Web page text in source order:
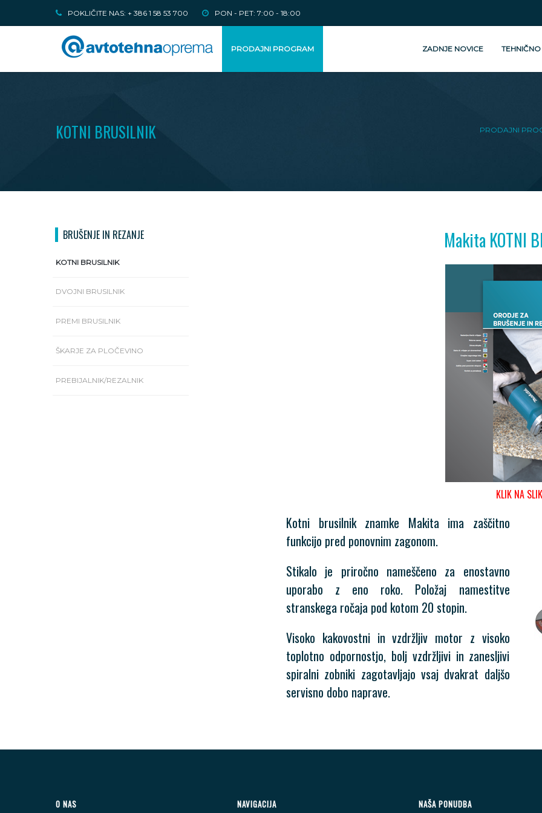
POKLIČITE NAS: + 386 1 58 53 700 PON - PET: 7:00 - 18:00
PRODAJNI PROGRAM ZADNJE NOVICE
KOTNI BRUSILNIK PRODAJNI
Makita KOTNI
KLIK NA
Kotni brusilnik znamke Makita ima zaščitno
funkcijo pred ponovnim zagonom.
Stikalo je priročno nameščeno za enostavno
uporabo z eno roko. Položaj namestitve
stranskega ročaja pod kotom 20 stopin.
Visoko kakovostni in vzdržljiv motor z visoko
toplotno odpornostjo, bolj vzdržljivi in zanesljivi
spiralni zobniki zagotavljajo vsaj dvakrat daljšo
servisno dobo naprave.
BRUŠENJE IN REZANJE
KOTNI BRUSILNIK
DVOJNI BRUSILNIK
PREMI BRUSILNIK
ŠKARJE ZA PLOČEVINO
PREBIJALNIK/REZALNIK
O NAS NAVIGACIJA NAŠA PONUDBA